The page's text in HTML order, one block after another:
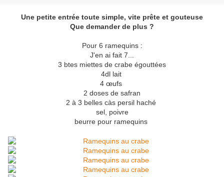
Une petite entrée toute simple, vite prête et gouteuse
Que demander de plus ?
Pour 6 ramequins :
J'en ai fait 7...
3 btes miettes de crabe égouttées
4dl lait
4 œufs
2 doses de safran
2 à 3 belles càs persil haché
sel, poivre
beurre pour ramequins